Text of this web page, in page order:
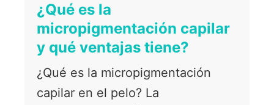
¿Qué es la
micropigmentación capilar
y qué ventajas tiene?
¿Qué es la micropigmentación
capilar en el pelo? La